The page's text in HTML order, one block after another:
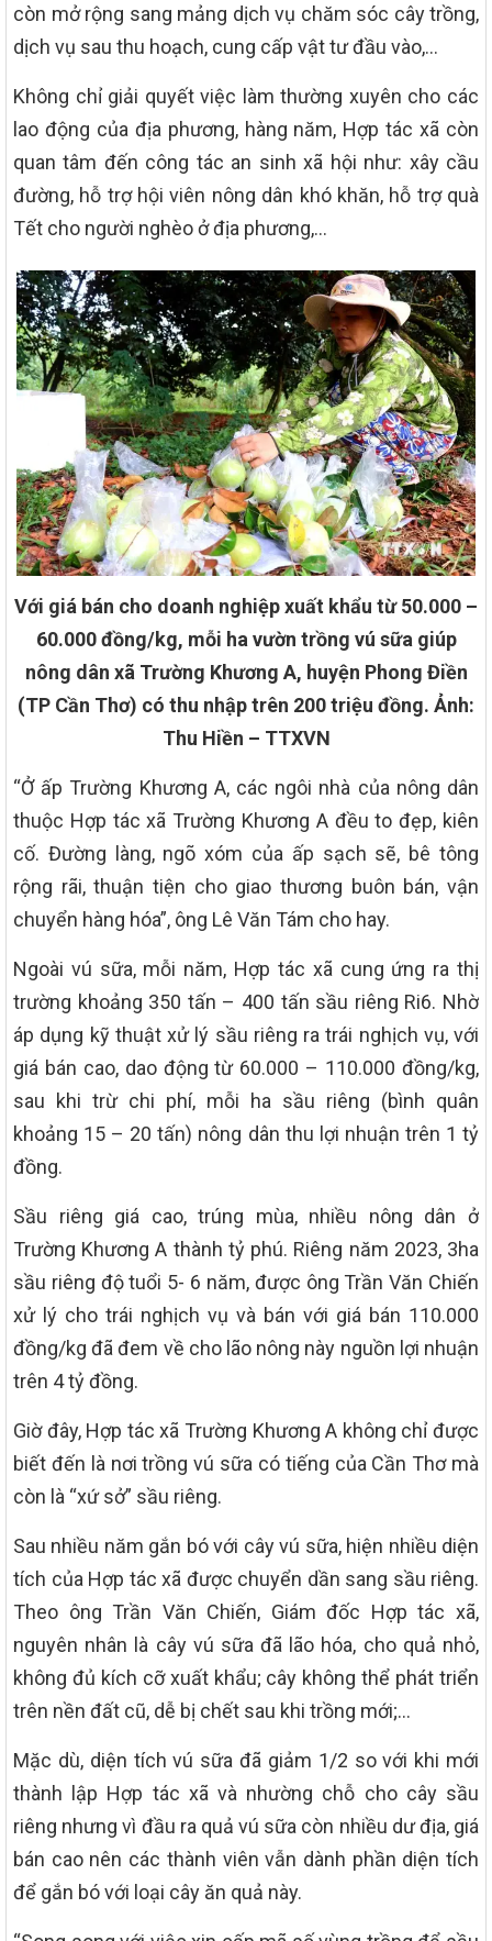
còn mở rộng sang mảng dịch vụ chăm sóc cây trồng,
dịch vụ sau thu hoạch, cung cấp vật tư đầu vào,…
Không chỉ giải quyết việc làm thường xuyên cho các
lao động của địa phương, hàng năm, Hợp tác xã còn
quan tâm đến công tác an sinh xã hội như: xây cầu
đường, hỗ trợ hội viên nông dân khó khăn, hỗ trợ quà
Tết cho người nghèo ở địa phương,…
Với giá bán cho doanh nghiệp xuất khẩu từ 50.000 –
60.000 đồng/kg, mỗi ha vườn trồng vú sữa giúp
nông dân xã Trường Khương A, huyện Phong Điền
(TP Cần Thơ) có thu nhập trên 200 triệu đồng. Ảnh:
Thu Hiền – TTXVN
“Ở ấp Trường Khương A, các ngôi nhà của nông dân
thuộc Hợp tác xã Trường Khương A đều to đẹp, kiên
cố. Đường làng, ngõ xóm của ấp sạch sẽ, bê tông
rộng rãi, thuận tiện cho giao thương buôn bán, vận
chuyển hàng hóa”, ông Lê Văn Tám cho hay.
Ngoài vú sữa, mỗi năm, Hợp tác xã cung ứng ra thị
trường khoảng 350 tấn – 400 tấn sầu riêng Ri6. Nhờ
áp dụng kỹ thuật xử lý sầu riêng ra trái nghịch vụ, với
giá bán cao, dao động từ 60.000 – 110.000 đồng/kg,
sau khi trừ chi phí, mỗi ha sầu riêng (bình quân
khoảng 15 – 20 tấn) nông dân thu lợi nhuận trên 1 tỷ
đồng.
Sầu riêng giá cao, trúng mùa, nhiều nông dân ở
Trường Khương A thành tỷ phú. Riêng năm 2023, 3ha
sầu riêng độ tuổi 5- 6 năm, được ông Trần Văn Chiến
xử lý cho trái nghịch vụ và bán với giá bán 110.000
đồng/kg đã đem về cho lão nông này nguồn lợi nhuận
trên 4 tỷ đồng.
Giờ đây, Hợp tác xã Trường Khương A không chỉ được
biết đến là nơi trồng vú sữa có tiếng của Cần Thơ mà
còn là “xứ sở” sầu riêng.
Sau nhiều năm gắn bó với cây vú sữa, hiện nhiều diện
tích của Hợp tác xã được chuyển dần sang sầu riêng.
Theo ông Trần Văn Chiến, Giám đốc Hợp tác xã,
nguyên nhân là cây vú sữa đã lão hóa, cho quả nhỏ,
không đủ kích cỡ xuất khẩu; cây không thể phát triển
trên nền đất cũ, dễ bị chết sau khi trồng mới;…
Mặc dù, diện tích vú sữa đã giảm 1/2 so với khi mới
thành lập Hợp tác xã và nhường chỗ cho cây sầu
riêng nhưng vì đầu ra quả vú sữa còn nhiều dư địa, giá
bán cao nên các thành viên vẫn dành phần diện tích
để gắn bó với loại cây ăn quả này.